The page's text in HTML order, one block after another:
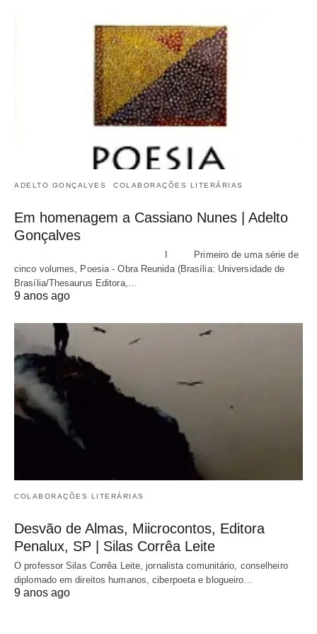
ADELTO GONÇALVES COLABORAÇÕES LITERÁRIAS
Em homenagem a Cassiano Nunes | Adelto
Gonçalves
I Primeiro de uma série de
cinco volumes, Poesia - Obra Reunida (Brasília: Universidade de
Brasília/Thesaurus Editora,…
9 anos ago
COLABORAÇÕES LITERÁRIAS
Desvão de Almas, Miicrocontos, Editora
Penalux, SP | Silas Corrêa Leite
O professor Silas Corrêa Leite, jornalista comunitário, conselheiro
diplomado em direitos humanos, ciberpoeta e blogueiro…
9 anos ago